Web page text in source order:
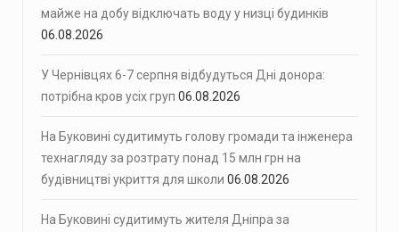
майже на добу відключать воду у низці будинків
06.08.2026
У Чернівцях 6-7 серпня відбудуться Дні донора:
потрібна кров усіх груп 06.08.2026
На Буковині судитимуть голову громади та інженера
технагляду за розтрату понад 15 млн грн на
будівництві укриття для школи 06.08.2026
На Буковині судитимуть жителя Дніпра за